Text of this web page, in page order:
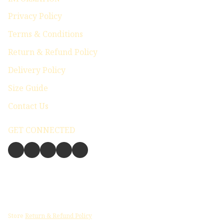
Privacy Policy
Terms & Conditions
Return & Refund Policy
Delivery Policy
Size Guide
Contact Us
GET CONNECTED
Store Return & Refund Policy